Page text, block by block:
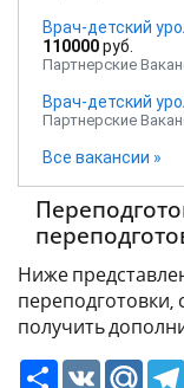
Врач-детский
110000руб.
Партнерские
Врач-детский
Партнерские
Все вакансии »
Ниже
получить
РесурсVK